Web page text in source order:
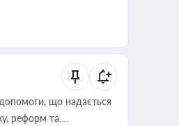
що надається
реформ та